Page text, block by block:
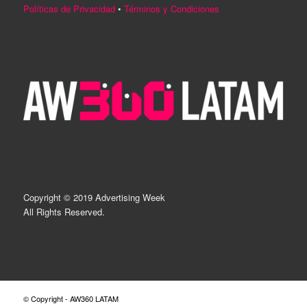
Políticas de Privacidad• Términos y Condiciones
Copyright © 2019 Advertising Week
All Rights Reserved.
© Copyright - AW360 LATAM